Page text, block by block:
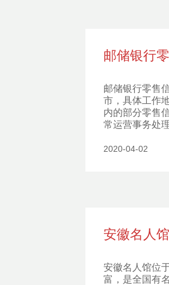
邮储银行
邮储银行零售
市，具体工作
内的部分零售
常运营事务处
2020-04-02
安徽名人
安徽名人馆位
富，是全国有